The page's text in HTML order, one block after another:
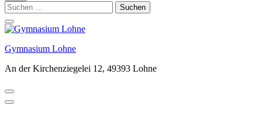
Suchen
nach:
Gymnasium Lohne
An der Kirchenziegelei 12, 49393 Lohne